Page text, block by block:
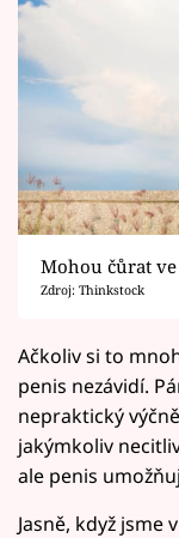
Mohou čůrat
Zdroj: Thinkstock
Ačkoliv si to
penis nezávidí.
nepraktický
jakýmkoliv
ale penis
Jasně, když jsme